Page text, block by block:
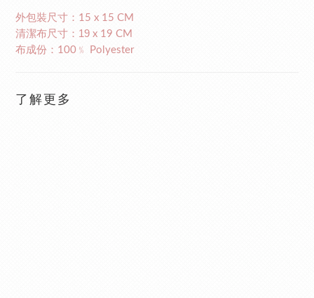
外包裝尺寸： 15 x 15 CM
清潔布尺寸：19 x 19 CM
布成份： 100 ﹪ Polyester
了解更多